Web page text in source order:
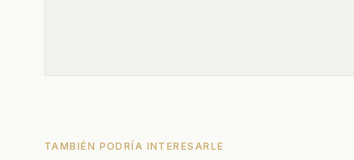
TAMBIÉN PODRÍA INTERESARLE